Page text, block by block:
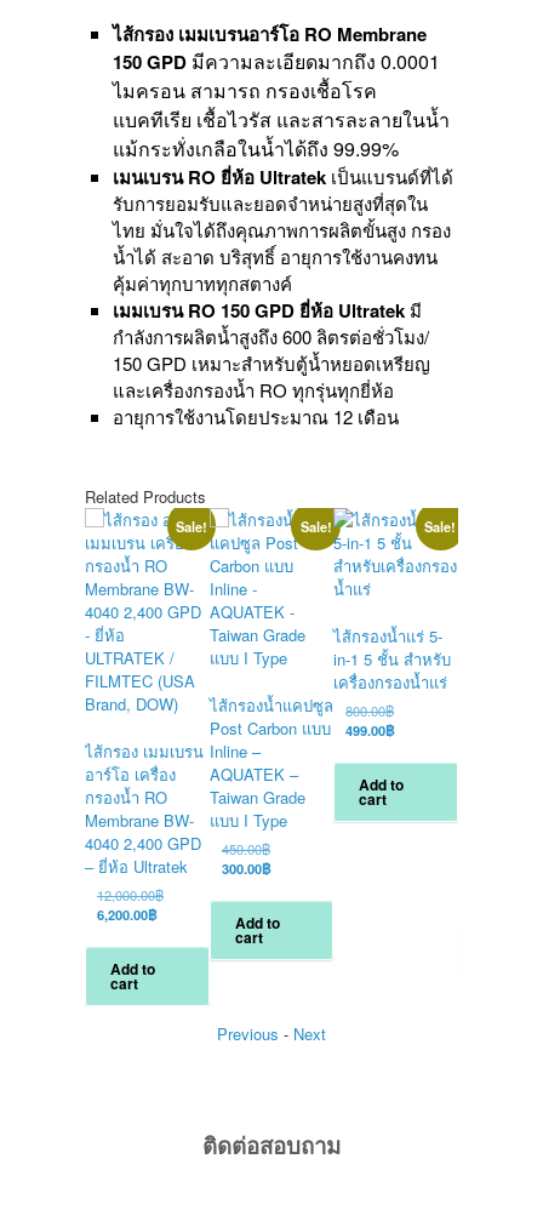
GPD
-
ยี่ห้อ
Ultratek
quantity
ไส้กรอง เมมเบรนอาร์โอ RO Membrane
150 GPD มีความละเอียดมากถึง 0.0001
ไมครอน สามารถ กรองเชื้อโรค
แบคทีเรีย เชื้อไวรัส และสารละลายในน้ำ
แม้กระทั่งเกลือในน้ำได้ถึง 99.99%
เมนเบรน RO ยี่ห้อ Ultratekเป็นแบรนด์ที่ได้
รับการยอมรับและยอดจำหน่ายสูงที่สุดใน
ไทย มั่นใจได้ถึงคุณภาพการผลิตขั้นสูง กรอง
น้ำได้ สะอาด บริสุทธิ์ อายุการใช้งานคงทน
คุ้มค่าทุกบาททุกสตางค์
เมมเบรน RO 150 GPD ยี่ห้อ Ultratekมี
กำลังการผลิตน้ำสูงถึง 600 ลิตรต่อชั่วโมง/
150 GPD เหมาะสำหรับตู้น้ำหยอดเหรียญ
และเครื่องกรองน้ำ RO ทุกรุ่นทุกยี่ห้อ
อายุการใช้งานโดยประมาณ 12 เดือน
Related Products
Sale!
ไส้กรอง เมมเบรน
อาร์โอ เครื่อง
กรองน้ำ RO
Membrane BW-
4040 2,400 GPD
– ยี่ห้อ Ultratek
12,000.00฿
12,000.00฿.
6,200.00฿
is:
Add to
cart
Sale!
ไส้กรองน้ำแคปซูล
Post Carbon แบบ
Inline –
AQUATEK –
Taiwan Grade
แบบ I Type
450.00฿
450.00฿.
300.00฿
is:
300.00฿.
Add to
cart
Sale!
ไส้กรองน้ำแร่ 5-
in-1 5 ชั้น สำหรับ
เครื่องกรองน้ำแร่
800.00฿
800.00฿.
499.00฿
is:
499.00฿.
Add to
cart
Previous - Next
ติดต่อสอบถาม